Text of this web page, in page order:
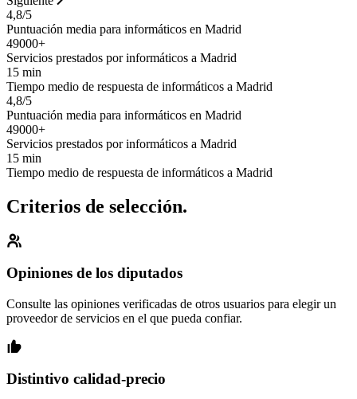
4,8/5
Puntuación media para informáticos en Madrid
49000+
Servicios prestados por informáticos a Madrid
15 min
Tiempo medio de respuesta de informáticos a Madrid
4,8/5
Puntuación media para informáticos en Madrid
49000+
Servicios prestados por informáticos a Madrid
15 min
Tiempo medio de respuesta de informáticos a Madrid
Criterios de selección.
Opiniones de los diputados
Consulte las opiniones verificadas de otros usuarios para elegir un
proveedor de servicios en el que pueda confiar.
Distintivo calidad-precio